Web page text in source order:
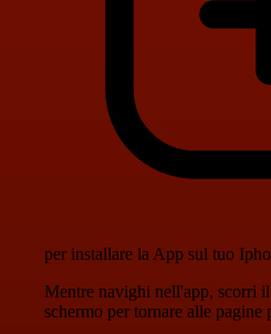
per installare la App sul tuo
Mentre navighi nell'app, scorri
schermo per tornare alle pagine